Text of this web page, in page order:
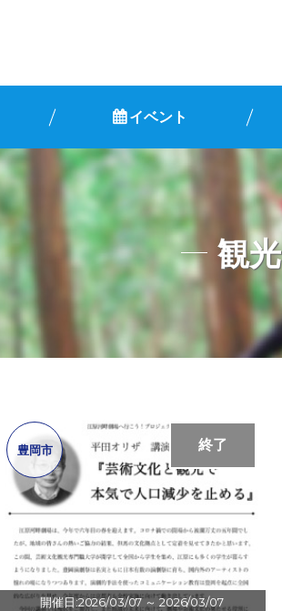
イベント
観光
開催日:2026/03/07 ～ 2026/03/07
終了
豊岡市